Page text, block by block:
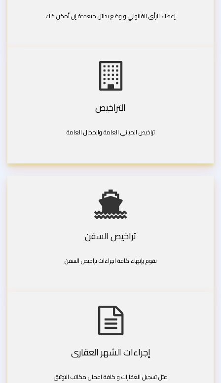
إعطاء الرأى القانوني و وضع بدائل متعددة إن أمكن ذلك
التراخيص
تراخيص المباني العامة والمحال العامة
تراخيص السفن
نقوم بإنهاء كافة اجراءات تراخيص السفن
إجراءات الشهر العقارى
مثل تسجيل العقارات و كافة اعمال مكاتب التوثيق